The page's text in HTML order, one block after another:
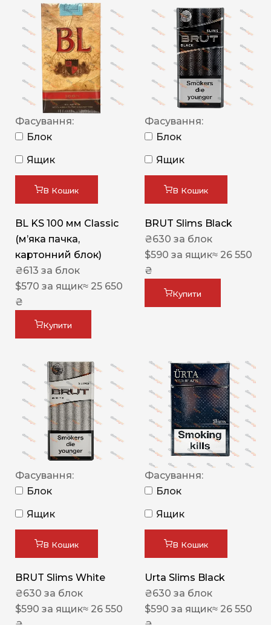
Фасування:
Блок
Ящик
В Кошик
BL KS 100 мм Classic
(м’яка пачка,
картонний блок)
₴613 за блок
$570 за ящик≈ 25 650
₴
Купити
Фасування:
Блок
Ящик
В Кошик
BRUT Slims Black
₴630 за блок
$590 за ящик≈ 26 550
₴
Купити
Фасування:
Блок
Ящик
В Кошик
BRUT Slims White
₴630 за блок
$590 за ящик≈ 26 550
Фасування:
Блок
Ящик
В Кошик
Urta Slims Black
₴630 за блок
$590 за ящик≈ 26 550